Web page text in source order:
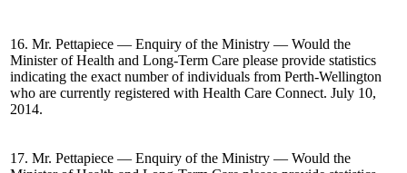
16. Mr. Pettapiece — Enquiry of the Ministry — Would the
Minister of Health and Long-Term Care please provide statistics
indicating the exact number of individuals from Perth-Wellington
who are currently registered with Health Care Connect. July 10,
2014.
17. Mr. Pettapiece — Enquiry of the Ministry — Would the